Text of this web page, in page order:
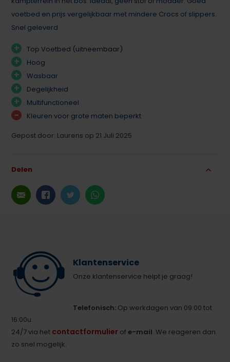
voetbed en prijs vergelijkbaar met mindere Crocs of slippers.
Snel geleverd
+ Top Voetbed (uitneembaar)
+ Hoog
+ Wasbaar
+ Degelijkheid
+ Multifunctioneel
-
Kleuren voor grote maten beperkt
Gepost door: Laurens op 21 Juli 2025
Delen
Klantenservice
Onze klantenservice helpt je graag!
Telefonisch: Op werkdagen van 09:00 tot
16:00u.
24/7 via het contactformulier ofe-mail. We reageren dan
zo snel mogelijk.